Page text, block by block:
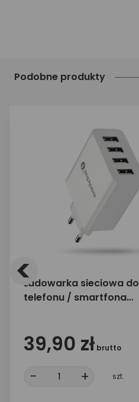
Podobne produkty
Ładowarka sieciowa do
telefonu / smartfona
39,90 zł brutto
- + szt.
<